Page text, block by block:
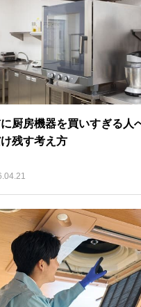
厨房機器を買いすぎる人
残す考え方